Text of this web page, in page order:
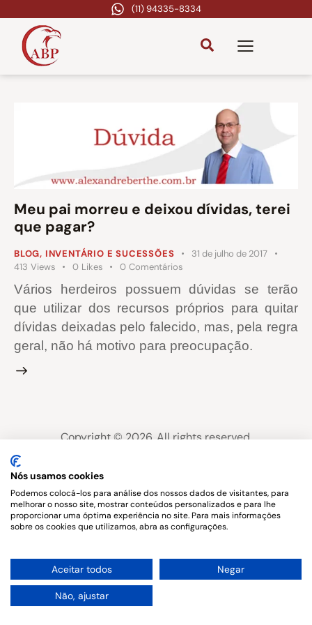
(11) 94335-8334
Meu pai morreu e deixou dívidas, terei
que pagar?
BLOG, INVENTÁRIO E SUCESSÕES
31 de julho de 2017
413 Views 0 Likes 0 Comentários
Vários herdeiros possuem dúvidas se terão
que utilizar dos recursos próprios para quitar
dívidas deixadas pelo falecido, mas, pela regra
geral, não há motivo para preocupação.
Copyright © 2026. All rights reserved.
Nós usamos cookies
Podemos colocá-los para análise dos nossos dados de visitantes, para
melhorar o nosso site, mostrar conteúdos personalizados e para lhe
proporcionar uma óptima experiência no site. Para mais informações
sobre os cookies que utilizamos, abra as configurações.
Aceitar todos Negar
Não, ajustar